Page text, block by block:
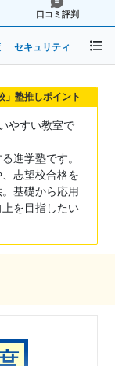
口コミ評判
セキュリティ
」塾推しポイント
やすい教室で
進学塾です。
志望校合格を
基礎から応用
を目指したい